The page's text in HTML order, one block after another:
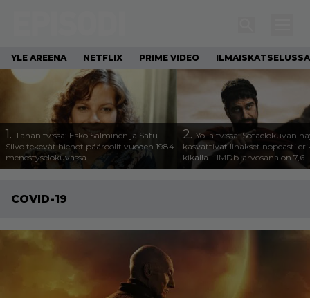
YLE AREENA NETFLIX PRIME VIDEO ILMAISKATSELUSSA
1. Tänän tv:ssä: Esko Salminen ja Satu
Silvo tekevät hienot pääroolit vuoden 1984
menestyselokuvassa
2. Yöllä tv:ssä: Sotaelokuvan
kasvattivat lihakset nopeasti
kikalla – IMDb-arvosana on 7,6
COVID-19